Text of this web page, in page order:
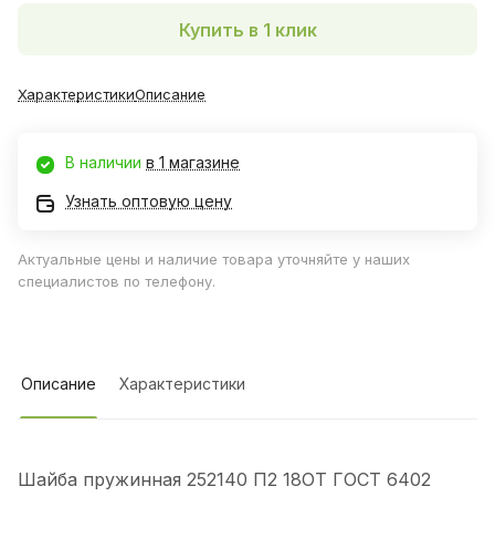
Купить в 1 клик
ХарактеристикиОписание
В наличии в 1 магазине
Узнать оптовую цену
Актуальные цены и наличие товара уточняйте у наших
специалистов по телефону.
Описание Характеристики
Шайба пружинная 252140 П2 18ОТ ГОСТ 6402